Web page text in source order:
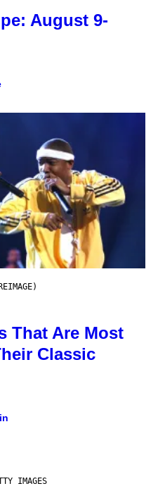
August 9-
That Are Most
Classic
IMAGES